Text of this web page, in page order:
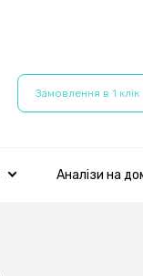
Замовлення в 1 клік
Аналізи на